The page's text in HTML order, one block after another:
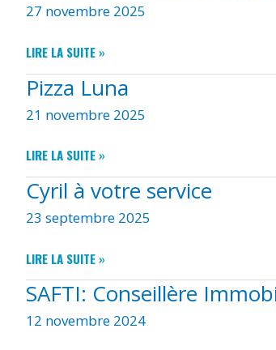
27 novembre 2025
PLUTOT’NET
DE
LIRE LA SUITE »
Pizza Luna
21 novembre 2025
PIZZA
LIRE LA SUITE »
Cyril à votre service
23 septembre 2025
CYRIL
À
VOTRE
LIRE LA SUITE »
SAFTI: Conseillère
12 novembre 2024